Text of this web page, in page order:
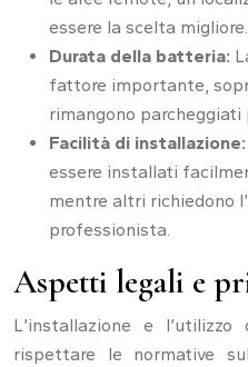
essere la scelta migliore.
Durata della batteria:
fattore importante,
rimangono parcheggiati
Facilità di installazione:
essere installati
mentre altri richiedono
professionista.
Aspetti legali e
L’installazione e
rispettare le normative